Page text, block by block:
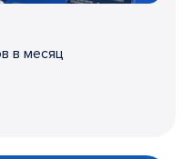
в месяц